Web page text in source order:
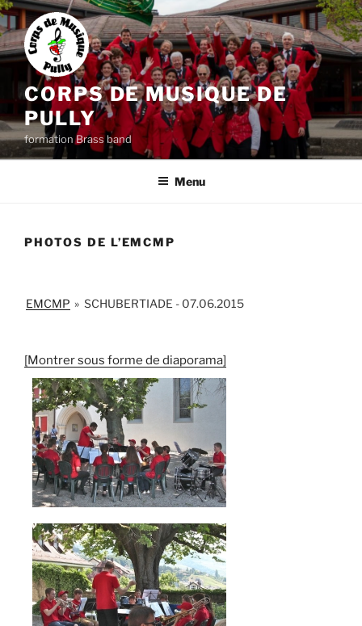
Aller
au
contenu
principal
CORPS DE MUSIQUE DE
PULLY
formation Brass band
Menu
PHOTOS DE L’EMCMP
EMCMP » SCHUBERTIADE - 07.06.2015
[Montrer sous forme de diaporama]